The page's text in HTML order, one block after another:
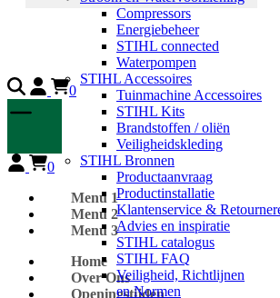
Compressors
Energiebeheer
STIHL connected
Waterpompen
STIHL Accessoires
Tuinmachine Accessoires
STIHL Kits
Brandstoffen / oliën
Veiligheidskleding
STIHL Bronnen
Productaanvraag
Productinstallatie
Klantenservice &
Advies en inspiratie
STIHL catalogus
STIHL FAQ
Veiligheid, Richtlijnen
en Normen
0
0
Menu 1
Menu 2
Menu 3
Home
Over Ons
Openingstijden